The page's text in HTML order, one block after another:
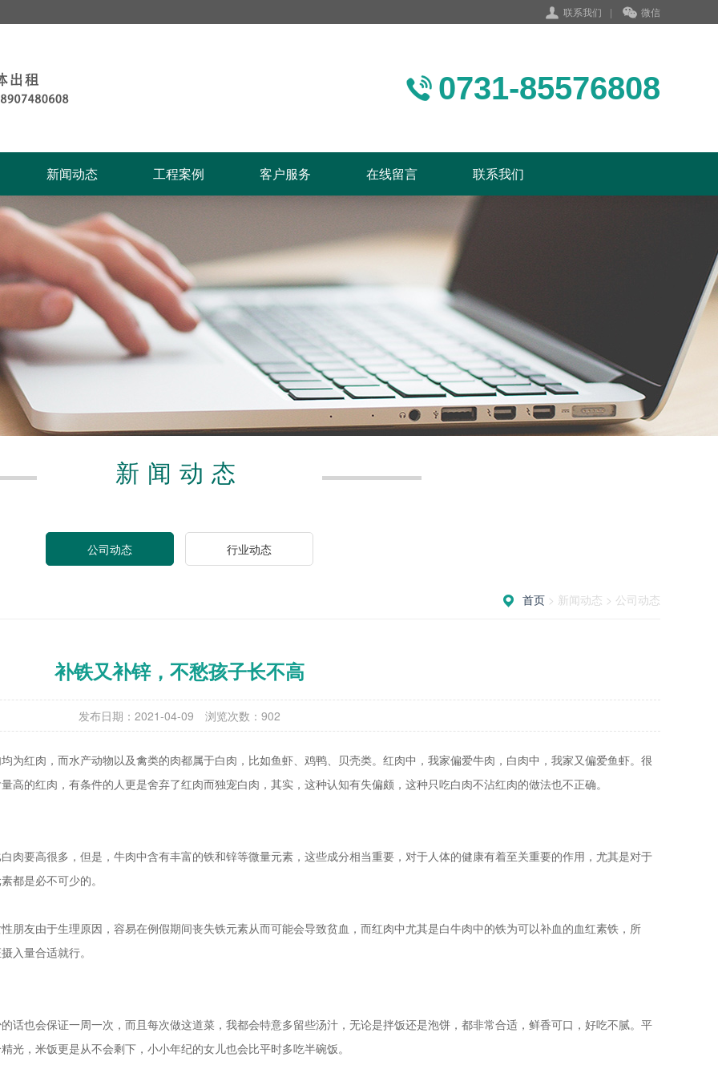
联系我们 | 微信
0731-85576808
新闻动态 工程案例 客户服务 在线留言 联系我们
新闻动态
公司动态 行业动态
首页 > 新闻动态 > 公司动态
补铁又补锌，不愁孩子长不高
发布日期：2021-04-09 浏览次数： 902
为红肉，而水产动物以及禽类的肉都属于白肉，比如鱼虾、鸡鸭、贝壳类。红肉中，我家偏爱牛肉，白肉中，我家又偏爱鱼虾。很
高的红肉，有条件的人更是舍弃了红肉而独宠白肉，其实，这种认知有失偏颇，这种只吃白肉不沾红肉的做法也不正确。
肉要高很多，但是，牛肉中含有丰富的铁和锌等微量元素，这些成分相当重要，对于人体的健康有着至关重要的作用，尤其是对于
都是必不可少的。
朋友由于生理原因，容易在例假期间丧失铁元素从而可能会导致贫血，而红肉中尤其是白牛肉中的铁为可以补血的血红素铁，所
入量合适就行。
话也会保证一周一次，而且每次做这道菜，我都会特意多留些汤汁，无论是拌饭还是泡饼，都非常合适，鲜香可口，好吃不腻。平
，米饭更是从不会剩下，小小年纪的女儿也会比平时多吃半碗饭。